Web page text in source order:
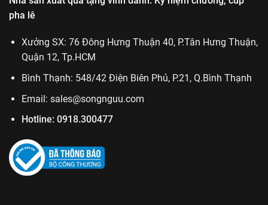
pha lê
Xưởng SX: 76 Đông Hưng Thuận 40, P.Tân Hưng Thuận,
Quận 12, Tp.HCM
Bình Thạnh: 548/42 Điện Biên Phủ, P.21, Q.Bình Thạnh
Email: sales@songnguu.com
Hotline: 0918.300477